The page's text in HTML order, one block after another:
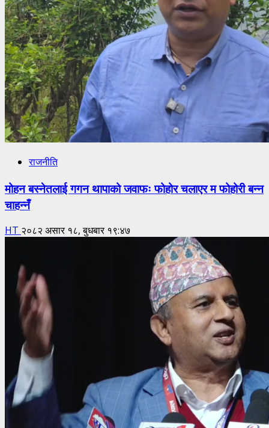
राजनीति
मोहन बस्नेतलाई गगन थापाको जवाफः फोहोर चलाएर म फोहोरी बन्न
चाहन्नँ
HT २०८२ असार १८, बुधबार १९:४७